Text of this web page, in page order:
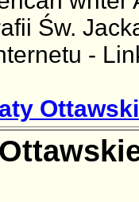
Św.
-